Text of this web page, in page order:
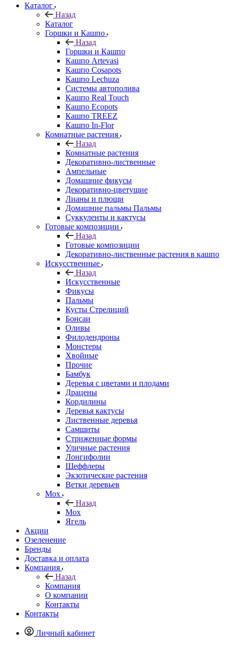
Каталог
Назад
Каталог
Горшки и Кашпо
Назад
Горшки и Кашпо
Кашпо Artevasi
Кашпо Cosapots
Кашпо Lechuza
Системы автополива
Кашпо Real Touch
Кашпо Ecopots
Кашпо TREEZ
Кашпо In-Flor
Комнатные растения
Назад
Комнатные растения
Декоративно-лиственные
Ампельные
Домашние фикусы
Декоративно-цветущие
Лианы и плющи
Домашние пальмы Пальмы
Суккуленты и кактусы
Готовые композиции
Назад
Готовые композиции
Декоративно-лиственные растения в кашпо
Искусственные
Назад
Искусственные
Фикусы
Пальмы
Кусты Стрелиций
Бонсаи
Оливы
Филодендроны
Монстеры
Хвойные
Прочие
Бамбук
Деревья с цветами и плодами
Драцены
Кордилины
Деревья кактусы
Лиственные деревья
Самшиты
Стриженные формы
Уличные растения
Лонгифолии
Шеффлеры
Экзотические растения
Ветки деревьев
Мох
Назад
Мох
Ягель
Акции
Озеленение
Бренды
Доставка и оплата
Компания
Назад
Компания
О компании
Контакты
Контакты
Личный кабинет